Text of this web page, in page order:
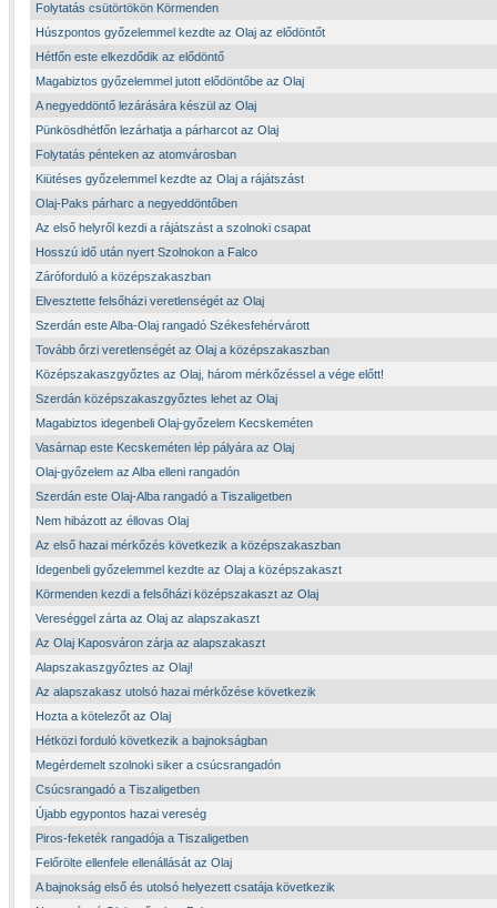
Folytatás csütörtökön Körmenden
Húszpontos győzelemmel kezdte az Olaj az elődöntőt
Hétfőn este elkezdődik az elődöntő
Magabiztos győzelemmel jutott elődöntőbe az Olaj
A negyeddöntő lezárására készül az Olaj
Pünkösdhétfőn lezárhatja a párharcot az Olaj
Folytatás pénteken az atomvárosban
Kiütéses győzelemmel kezdte az Olaj a rájátszást
Olaj-Paks párharc a negyeddöntőben
Az első helyről kezdi a rájátszást a szolnoki csapat
Hosszú idő után nyert Szolnokon a Falco
Záróforduló a középszakaszban
Elvesztette felsőházi veretlenségét az Olaj
Szerdán este Alba-Olaj rangadó Székesfehérvárott
Tovább őrzi veretlenségét az Olaj a középszakaszban
Középszakaszgyőztes az Olaj, három mérkőzéssel a vége előtt!
Szerdán középszakaszgyőztes lehet az Olaj
Magabiztos idegenbeli Olaj-győzelem Kecskeméten
Vasárnap este Kecskeméten lép pályára az Olaj
Olaj-győzelem az Alba elleni rangadón
Szerdán este Olaj-Alba rangadó a Tiszaligetben
Nem hibázott az éllovas Olaj
Az első hazai mérkőzés következik a középszakaszban
Idegenbeli győzelemmel kezdte az Olaj a középszakaszt
Körmenden kezdi a felsőházi középszakaszt az Olaj
Vereséggel zárta az Olaj az alapszakaszt
Az Olaj Kaposváron zárja az alapszakaszt
Alapszakaszgyőztes az Olaj!
Az alapszakasz utolsó hazai mérkőzése következik
Hozta a kötelezőt az Olaj
Hétközi forduló következik a bajnokságban
Megérdemelt szolnoki siker a csúcsrangadón
Csúcsrangadó a Tiszaligetben
Újabb egypontos hazai vereség
Piros-feketék rangadója a Tiszaligetben
Felőrölte ellenfele ellenállását az Olaj
A bajnokság első és utolsó helyezett csatája következik